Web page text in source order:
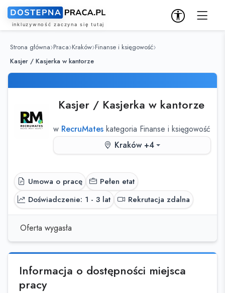
Strona główna Praca Kraków Finanse i księgowość
Kasjer / Kasjerka w kantorze
Kasjer / Kasjerka w kantorze
w RecruMates kategoria Finanse i księgowość
Kraków +4
Umowa o pracę
Pełen etat
Doświadczenie: 1 - 3 lat
Rekrutacja zdalna
Oferta wygasła
Informacja o dostępności miejsca
pracy